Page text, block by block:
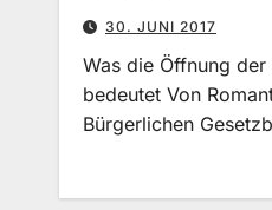
30. JUNI 2017
Was die Öffnung
bedeutet Von
Bürgerlichen